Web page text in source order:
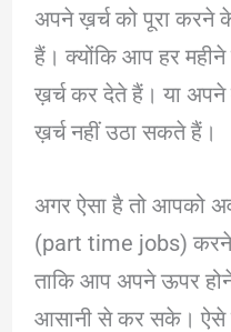
अपने ख़र्च को पूरा करने
हैं। क्योंकि आप हर
ख़र्च कर देते हैं। या अपने
ख़र्च नहीं उठा सकते हैं।
अगर ऐसा है तो आपको
(part time jobs) करने
ताकि आप अपने ऊपर होने
आसानी से कर सके। ऐसे